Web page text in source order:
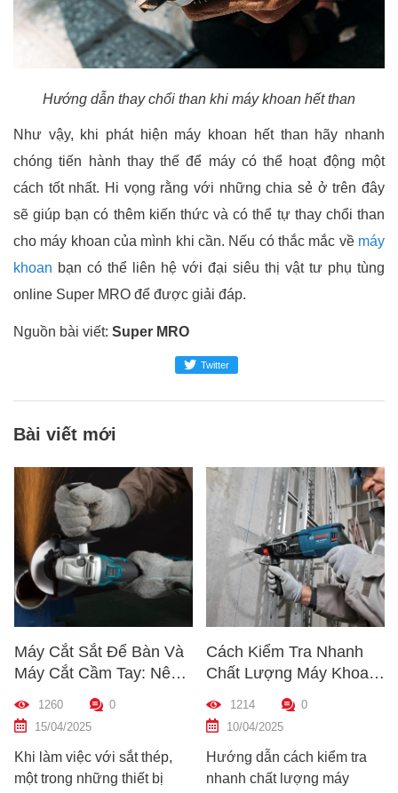
Hướng dẫn thay chổi than khi máy khoan hết than
Như vậy, khi phát hiện máy khoan hết than hãy nhanh
chóng tiến hành thay thế để máy có thể hoạt động một
cách tốt nhất. Hi vọng rằng với những chia sẻ ở trên đây
sẽ giúp bạn có thêm kiến thức và có thể tự thay chổi than
cho máy khoan của mình khi cần. Nếu có thắc mắc về máy
khoan bạn có thể liên hệ với đại siêu thị vật tư phụ tùng
online Super MRO để được giải đáp.
Twitter
Nguồn bài viết: Super MRO
Bài viết mới
Máy Cắt Sắt Để Bàn Và
Máy Cắt Cầm Tay: Nên
Chọn Loại Nào Phù Hợp
Nhất?
1260
0
15/04/2025
Khi làm việc với sắt thép,
một trong những thiết bị
Cách Kiểm Tra Nhanh
Chất Lượng Máy Khoan
Trước Khi Mua – Hướng
Dẫn Chi Tiết Cho Người
Mới
1214
0
10/04/2025
Hướng dẫn cách kiểm tra
nhanh chất lượng máy